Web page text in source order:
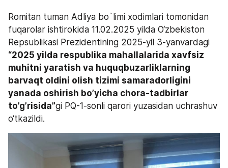
Romitan tuman Adliya bo`limi xodimlari tomonidan
fuqarolar ishtirokida 11.02.2025 yilda O‘zbekiston
“2025 yilda respublika mahallalarida xavfsiz
muhitni yaratish va huquqbuzarliklarning
barvaqt oldini olish tizimi samaradorligini
yanada oshirish bo’yicha chora-tadbirlar
to’g’risida”gi PQ-1-sonli qarori yuzasidan uchrashuv
o‘tkazildi.